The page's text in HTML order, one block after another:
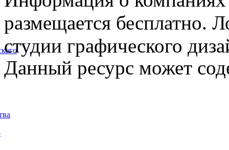
размещается бесплатно.
студии графического
Данный ресурс может